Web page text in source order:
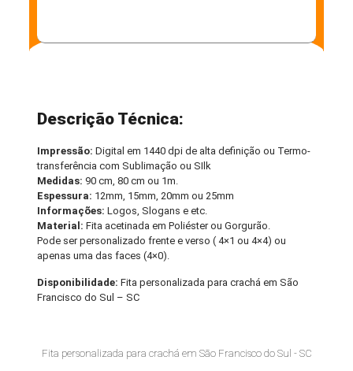
Descrição Técnica:
Impressão: Digital em 1440 dpi de alta definição ou Termo-
transferência com Sublimação ou SIlk
Medidas: 90 cm, 80 cm ou 1m.
Espessura: 12mm, 15mm, 20mm ou 25mm
Informações:Logos, Slogans e etc.
Material: Fita acetinada em Poliéster ou Gorgurão.
Pode ser personalizado frente e verso ( 4×1 ou 4×4) ou
apenas uma das faces (4×0).
Disponibilidade:Fita personalizada para crachá em São
Francisco do Sul – SC
Fita personalizada para crachá em São Francisco do Sul - SC